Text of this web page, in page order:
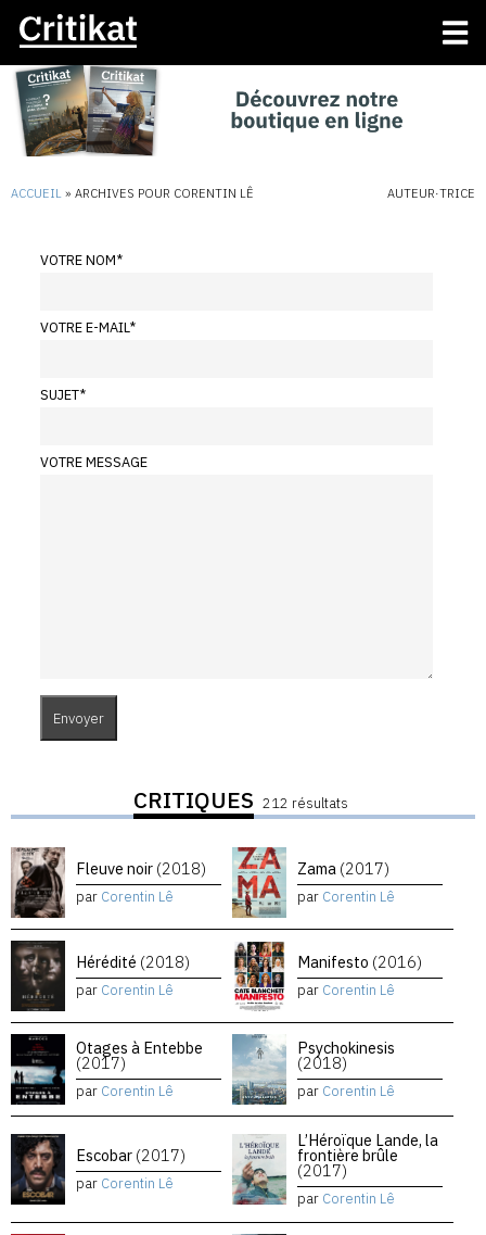
ACCUEIL » ARCHIVES POUR CORENTIN LÊ AUTEUR·TRICE
VOTRE NOM*
VOTRE E-MAIL*
SUJET*
VOTRE MESSAGE
CRITIQUES 212 résultats
Fleuve noir (2018)
par Corentin Lê
Zama (2017)
par Corentin Lê
Hérédité (2018)
par Corentin Lê
Manifesto (2016)
par Corentin Lê
Otages à Entebbe
(2017)
par Corentin Lê
Psychokinesis
(2018)
par Corentin Lê
Escobar (2017)
par Corentin Lê
L’Héroïque Lande, la
frontière brûle
(2017)
par Corentin Lê